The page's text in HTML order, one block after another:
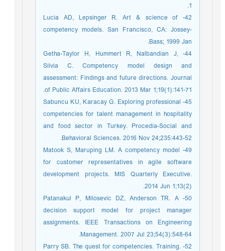
42- Lucia AD, Lepsinger R. Art & science of
competency models. San Francisco, CA: Jossey-
Bass; 1999 Jan.
44- Getha-Taylor H, Hummert R, Nalbandian J,
Silvia C. Competency model design and
assessment: Findings and future directions. Journal
of Public Affairs Education. 2013 Mar 1;19(1):141-71.
45- Sabuncu KU, Karacay G. Exploring professional
competencies for talent management in hospitality
and food sector in Turkey. Procedia-Social and
Behavioral Sciences. 2016 Nov 24;235:443-52.
49- Matook S, Maruping LM. A competency model
for customer representatives in agile software
development projects. MIS Quarterly Executive.
2014 Jun 1;13(2).
50- Patanakul P, Milosevic DZ, Anderson TR. A
decision support model for project manager
assignments. IEEE Transactions on Engineering
Management. 2007 Jul 23;54(3):548-64.
52- Parry SB. The quest for competencies. Training.